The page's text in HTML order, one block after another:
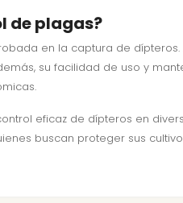
de plagas?
en la captura de
su facilidad de uso y
eficaz de dípteros en
buscan proteger sus